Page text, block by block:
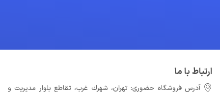
ارتباط با ما
آدرس فروشگاه حضوری: تهران، شهرك غرب، تقاطع بلوار مدیریت و